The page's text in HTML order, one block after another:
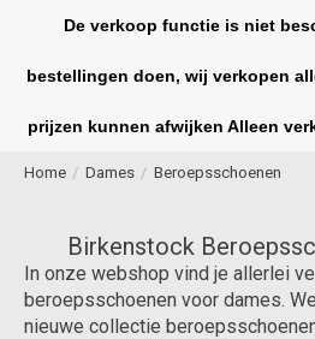
Home / Dames / Beroepsschoenen
Birkenstock
In onze webshop vind je allerlei
beroepsschoenen voor dames.
nieuwe collectie
De verkoop functie is niet
bestellingen doen, wij verkopen
prijzen kunnen afwijken Alleen